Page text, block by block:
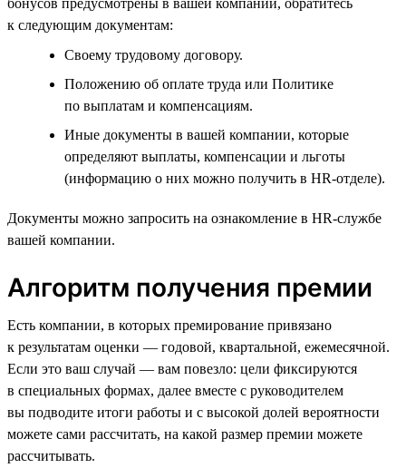
к следующим документам:
Своему трудовому договору.
Положению об оплате труда или Политике
по выплатам и компенсациям.
Иные документы в вашей компании, которые
определяют выплаты, компенсации и льготы
(информацию о них можно получить в HR-отделе).
Документы можно запросить на ознакомление в HR-службе
вашей компании.
Алгоритм получения премии
Есть компании, в которых премирование привязано
к результатам оценки — годовой, квартальной, ежемесячной.
Если это ваш случай — вам повезло: цели фиксируются
в специальных формах, далее вместе с руководителем
вы подводите итоги работы и с высокой долей вероятности
можете сами рассчитать, на какой размер премии можете
рассчитывать.